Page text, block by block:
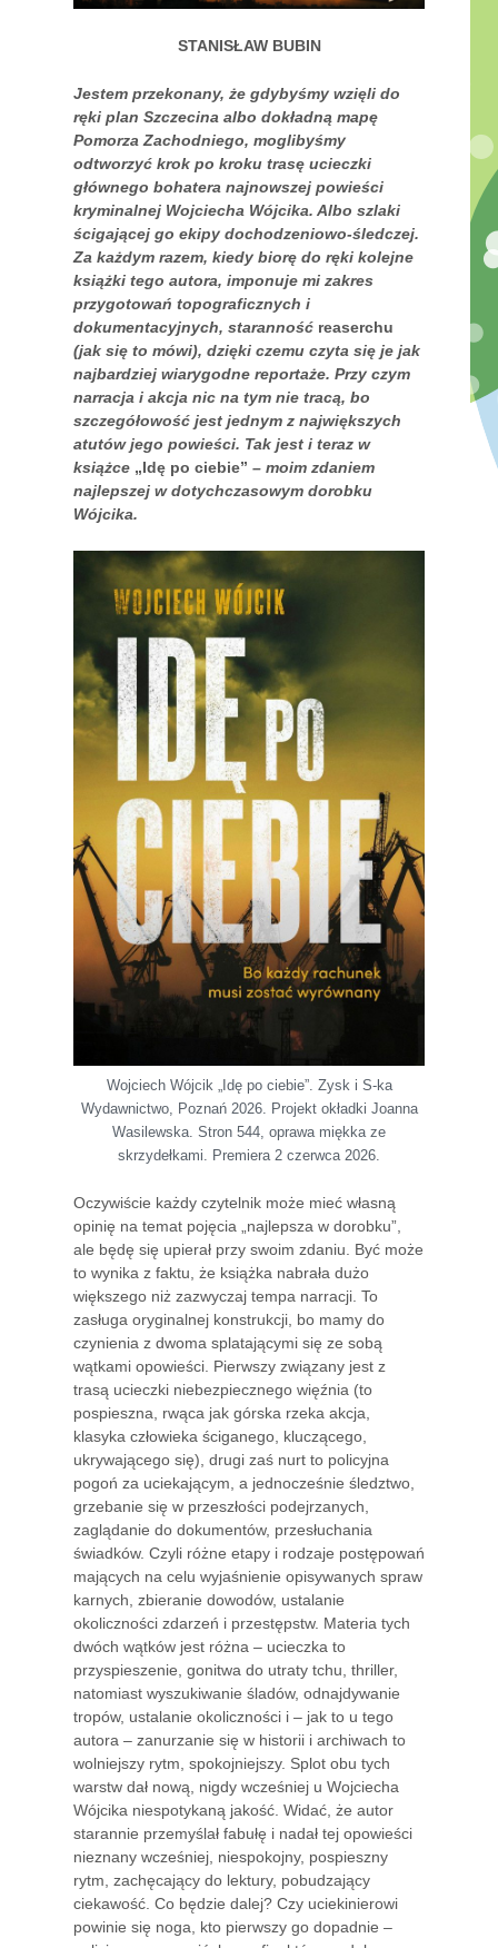
STANISŁAW BUBIN
Jestem przekonany, że gdybyśmy wzięli do
ręki plan Szczecina albo dokładną mapę
Pomorza Zachodniego, moglibyśmy
odtworzyć krok po kroku trasę ucieczki
głównego bohatera najnowszej powieści
kryminalnej Wojciecha Wójcika. Albo szlaki
ścigającej go ekipy dochodzeniowo-śledczej.
Za każdym razem, kiedy biorę do ręki kolejne
książki tego autora, imponuje mi zakres
przygotowań topograficznych i
dokumentacyjnych, staranność reaserchu
(jak się to mówi), dzięki czemu czyta się je jak
najbardziej wiarygodne reportaże. Przy czym
narracja i akcja nic na tym nie tracą, bo
szczegółowość jest jednym z największych
atutów jego powieści. Tak jest i teraz w
książce „Idę po ciebie” – moim zdaniem
najlepszej w dotychczasowym dorobku
Wójcika.
Wojciech Wójcik „Idę po ciebie”. Zysk i S-ka
Wydawnictwo, Poznań 2026. Projekt okładki Joanna
Wasilewska. Stron 544, oprawa miękka ze
skrzydełkami. Premiera 2 czerwca 2026.
Oczywiście każdy czytelnik może mieć własną
opinię na temat pojęcia „najlepsza w dorobku”,
ale będę się upierał przy swoim zdaniu. Być może
to wynika z faktu, że książka nabrała dużo
większego niż zazwyczaj tempa narracji. To
zasługa oryginalnej konstrukcji, bo mamy do
czynienia z dwoma splatającymi się ze sobą
wątkami opowieści. Pierwszy związany jest z
trasą ucieczki niebezpiecznego więźnia (to
pospieszna, rwąca jak górska rzeka akcja,
klasyka człowieka ściganego, kluczącego,
ukrywającego się), drugi zaś nurt to policyjna
pogoń za uciekającym, a jednocześnie śledztwo,
grzebanie się w przeszłości podejrzanych,
zaglądanie do dokumentów, przesłuchania
świadków. Czyli różne etapy i rodzaje postępowań
mających na celu wyjaśnienie opisywanych spraw
karnych, zbieranie dowodów, ustalanie
okoliczności zdarzeń i przestępstw. Materia tych
dwóch wątków jest różna – ucieczka to
przyspieszenie, gonitwa do utraty tchu, thriller,
natomiast wyszukiwanie śladów, odnajdywanie
tropów, ustalanie okoliczności i – jak to u tego
autora – zanurzanie się w historii i archiwach to
wolniejszy rytm, spokojniejszy. Splot obu tych
warstw dał nową, nigdy wcześniej u Wojciecha
Wójcika niespotykaną jakość. Widać, że autor
starannie przemyślał fabułę i nadał tej opowieści
nieznany wcześniej, niespokojny, pospieszny
rytm, zachęcający do lektury, pobudzający
ciekawość. Co będzie dalej? Czy uciekinierowi
powinie się noga, kto pierwszy go dopadnie –